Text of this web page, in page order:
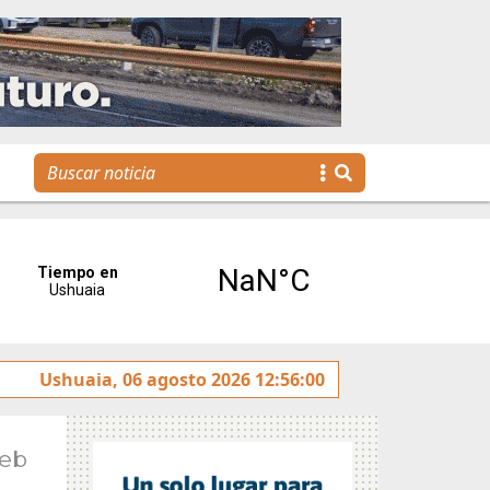
invita a disfrutar de una nueva edición de
Ushuaia, 06 agosto 2026 12:56:00